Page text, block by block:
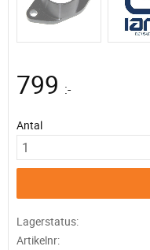
799 :-
Antal
Lagerstatus
Artikelnr